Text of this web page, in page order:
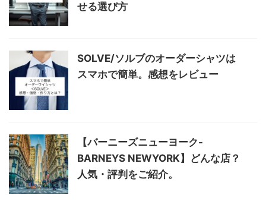
せる選び方
SOLVE/ソルブのオーダーシャツは
スマホで簡単。感想をレビュー
【バーニーズニューヨーク-
BARNEYS NEWYORK】どんな店？
人気・評判をご紹介。